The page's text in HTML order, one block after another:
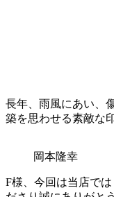
長年、雨風にあい、
築を思わせる素敵な
岡本隆幸
F様、今回は当店で